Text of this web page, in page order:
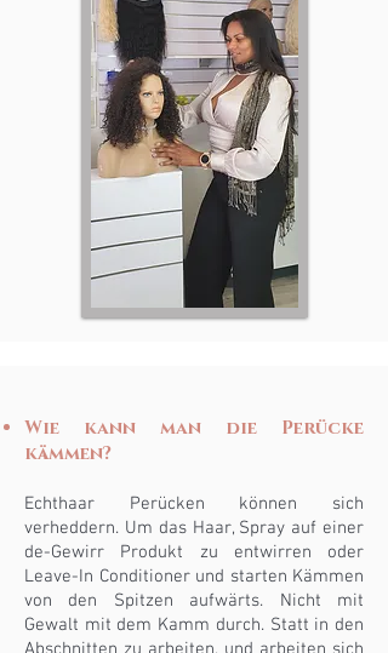
Wie kann man die Perücke
kämmen?
Echthaar Perücken können sich
verheddern. Um das Haar, Spray auf einer
de-Gewirr Produkt zu entwirren oder
Leave-In Conditioner und starten Kämmen
von den Spitzen aufwärts. Nicht mit
Gewalt mit dem Kamm durch. Statt in den